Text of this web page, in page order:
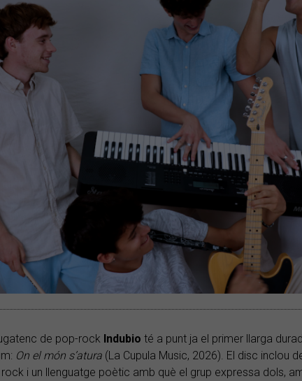
de pop-rock Indubio té a punt ja el primer llarga
On el món s’atura (La Cupula Music, 2026). El disc inclou
i un llenguatge poètic amb què el grup expressa dols,